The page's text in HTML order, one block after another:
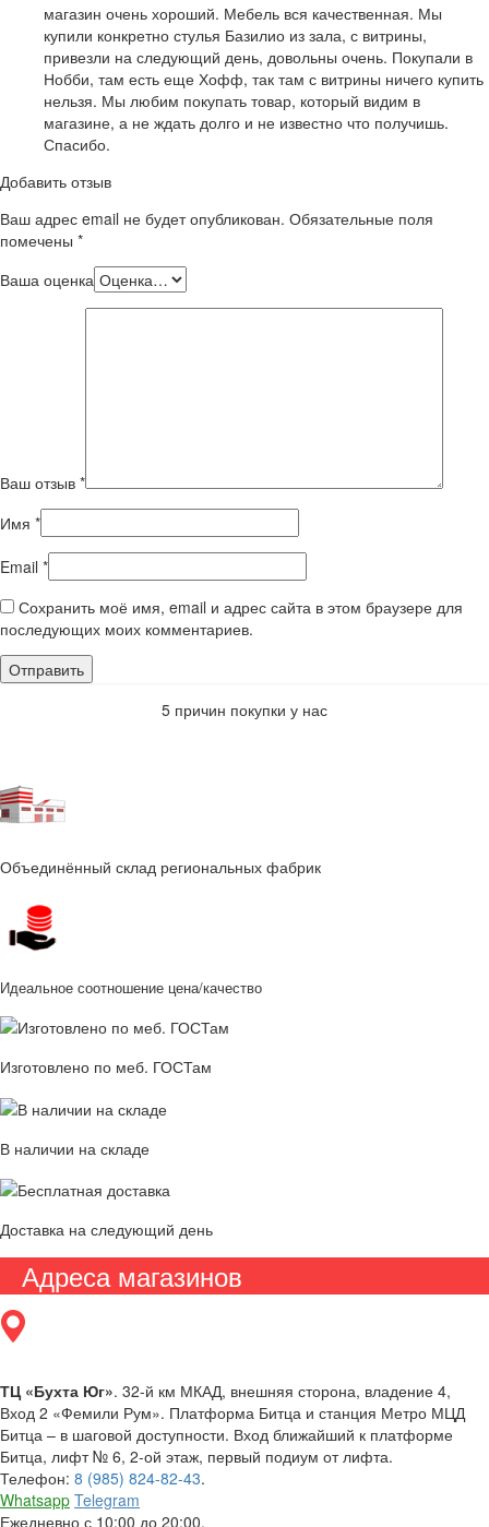
магазин очень хороший. Мебель вся качественная. Мы
купили конкретно стулья Базилио из зала, с витрины,
привезли на следующий день, довольны очень. Покупали в
Нобби, там есть еще Хофф, так там с витрины ничего купить
нельзя. Мы любим покупать товар, который видим в
магазине, а не ждать долго и не известно что получишь.
Спасибо.
Добавить отзыв
Ваш адрес email не будет опубликован. Обязательные поля
помечены *
Ваша оценка
Ваш отзыв *
Имя *
Email *
Сохранить моё имя, email и адрес сайта в этом браузере для
последующих моих комментариев.
5 причин покупки у нас
Объединённый склад региональных фабрик
Идеальное соотношение цена/качество
Изготовлено по меб. ГОСТам
В наличии на складе
Доставка на следующий день
Адреса магазинов
ТЦ «Бухта Юг». 32-й км МКАД, внешняя сторона, владение 4,
Вход 2 «Фемили Рум». Платформа Битца и станция Метро МЦД
Битца – в шаговой доступности. Вход ближайший к платформе
Битца, лифт № 6, 2-ой этаж, первый подиум от лифта.
Телефон: 8 (985) 824-82-43.
Whatsapp Telegram
Ежедневно с 10:00 до 20:00.